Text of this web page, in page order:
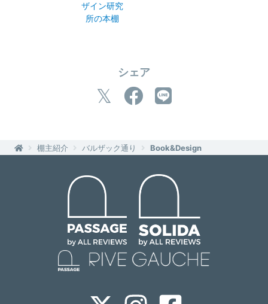
ザイン研究
所の本棚
シェア
棚主紹介 バルザック通り Book&Design